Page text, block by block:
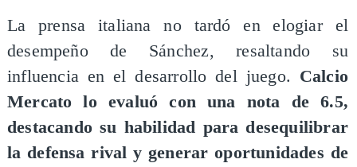
La prensa italiana no tardó en elogiar el
desempeño de Sánchez, resaltando su
influencia en el desarrollo del juego. Calcio
Mercato lo evaluó con una nota de 6.5,
destacando su habilidad para desequilibrar
la defensa rival y generar oportunidades de